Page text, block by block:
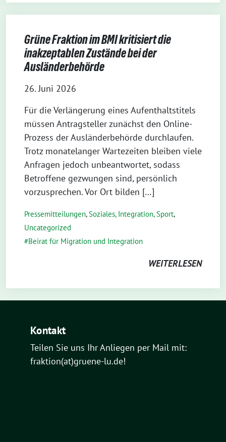
Grüne Fraktion im BMI kritisiert die
inakzeptablen Zustände bei der
Ausländerbehörde
26. Juni 2026
Für die Verlängerung eines Aufenthaltstitels
müssen Antragsteller zunächst den Online-
Prozess der Ausländerbehörde durchlaufen.
Trotz monatelanger Wartezeiten bleiben viele
Anfragen jedoch unbeantwortet, sodass
Betroffene gezwungen sind, persönlich
vorzusprechen. Vor Ort bilden […]
Pressemitteilungen,Soziales, Integration, Sport,
Uncategorized
Beirat für Migration und Integration
WEITERLESEN
Kontakt
Teilen Sie uns Ihr Anliegen per Mail mit:
fraktion(at)gruene-lu.de!